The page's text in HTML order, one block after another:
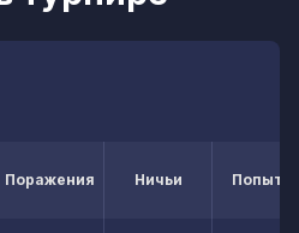
Поражения Ничьи